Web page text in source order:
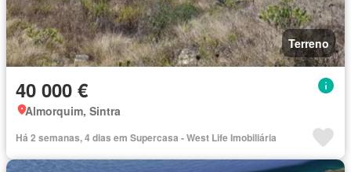
Terreno
40 000 €
Almorquim, Sintra
Há 2 semanas, 4 dias em Supercasa - West Life Imobiliária